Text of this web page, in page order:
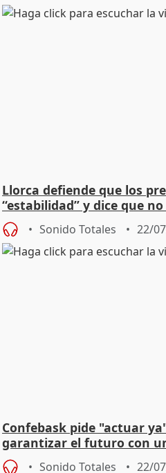
Llorca defiende que los
“estabilidad” y dice que
Sonido Totales 22/
Confebask pide "actuar
garantizar el futuro con
Sonido Totales 22/